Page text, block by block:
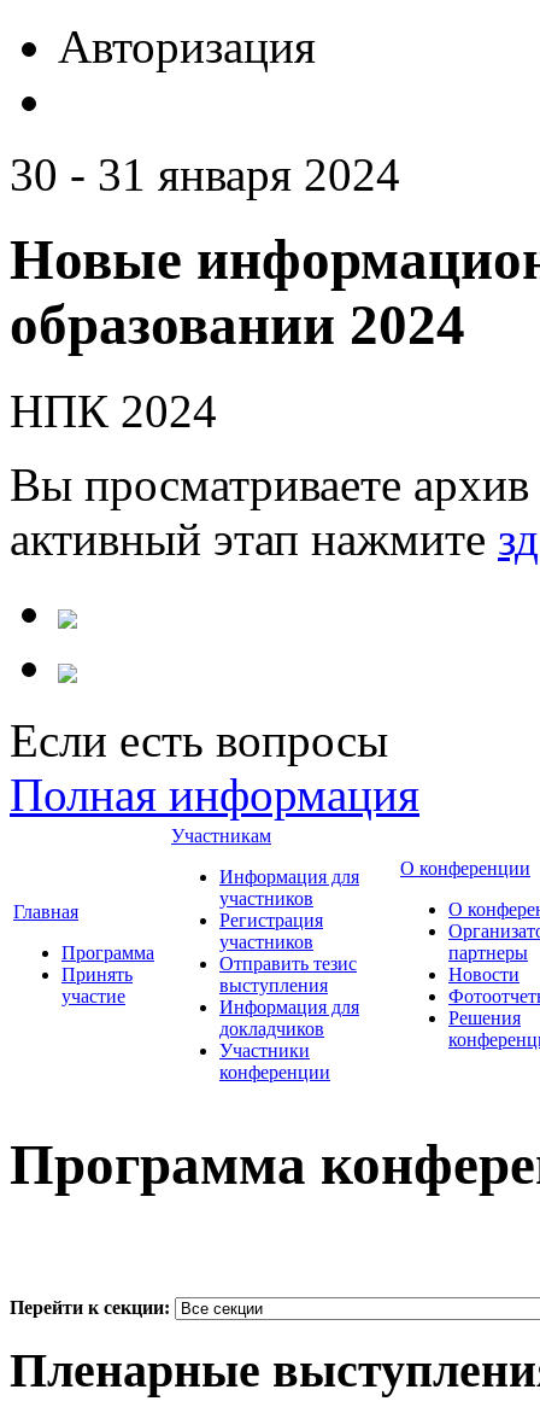
Авторизация
30 - 31 января 2024
Новые
образовании 2024
НПК 2024
Вы просматриваете
активный этап нажмите
Если есть вопросы
Полная информация
Главная
Программа
Принять
участие
Участникам
Информация для
участников
Регистрация
участников
Отправить тезис
выступления
Информация для
докладчиков
Участники
конференции
О конференции
О
партнеры
Новости
Решения
Программа
Перейти к секции:
Пленарные